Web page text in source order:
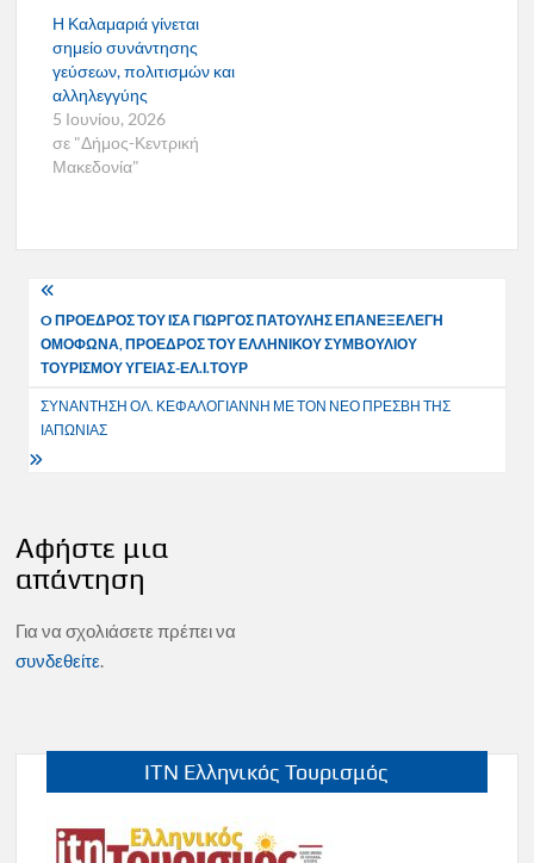
Η Καλαμαριά γίνεται
σημείο συνάντησης
γεύσεων, πολιτισμών και
αλληλεγγύης
5 Ιουνίου, 2026
σε "Δήμος-Κεντρική
Μακεδονία"
Πλοήγηση
άρθρων
O ΠΡΟΕΔΡΟΣ ΤΟΥ ΙΣΑ ΓΙΩΡΓΟΣ ΠΑΤΟΥΛΗΣ ΕΠΑΝΕΞΕΛΕΓΗ
ΟΜΟΦΩΝΑ, ΠΡΟΕΔΡΟΣ ΤΟΥ ΕΛΛΗΝΙΚΟΥ ΣΥΜΒΟΥΛΙΟΥ
ΤΟΥΡΙΣΜΟΥ ΥΓΕΙΑΣ-ΕΛ.Ι.ΤΟΥΡ
ΣΥΝΑΝΤΗΣΗ ΟΛ. ΚΕΦΑΛΟΓΙΑΝΝΗ ΜΕ ΤΟΝ ΝΕΟ ΠΡΕΣΒΗ ΤΗΣ
ΙΑΠΩΝΙΑΣ
Αφήστε μια
απάντηση
Για να σχολιάσετε πρέπει να
συνδεθείτε.
ITN Ελληνικός Τουρισμός